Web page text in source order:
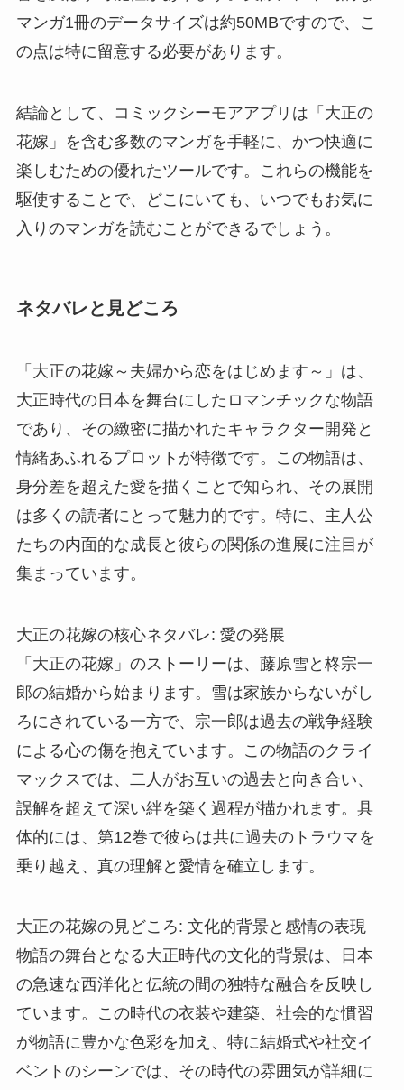
マンガ1冊のデータサイズは約50MBですので、こ
の点は特に留意する必要があります。
結論として、コミックシーモアアプリは「大正の
花嫁」を含む多数のマンガを手軽に、かつ快適に
楽しむための優れたツールです。これらの機能を
駆使することで、どこにいても、いつでもお気に
入りのマンガを読むことができるでしょう。
ネタバレと見どころ
「大正の花嫁～夫婦から恋をはじめます～」は、
大正時代の日本を舞台にしたロマンチックな物語
であり、その緻密に描かれたキャラクター開発と
情緒あふれるプロットが特徴です。この物語は、
身分差を超えた愛を描くことで知られ、その展開
は多くの読者にとって魅力的です。特に、主人公
たちの内面的な成長と彼らの関係の進展に注目が
集まっています。
大正の花嫁の核心ネタバレ: 愛の発展
「大正の花嫁」のストーリーは、藤原雪と柊宗一
郎の結婚から始まります。雪は家族からないがし
ろにされている一方で、宗一郎は過去の戦争経験
による心の傷を抱えています。この物語のクライ
マックスでは、二人がお互いの過去と向き合い、
誤解を超えて深い絆を築く過程が描かれます。具
体的には、第12巻で彼らは共に過去のトラウマを
乗り越え、真の理解と愛情を確立します。
大正の花嫁の見どころ: 文化的背景と感情の表現
物語の舞台となる大正時代の文化的背景は、日本
の急速な西洋化と伝統の間の独特な融合を反映し
ています。この時代の衣装や建築、社会的な慣習
が物語に豊かな色彩を加え、特に結婚式や社交イ
ベントのシーンでは、その時代の雰囲気が詳細に